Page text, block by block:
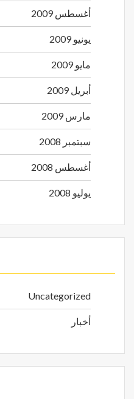
أغسطس 2009
يونيو 2009
مايو 2009
أبريل 2009
مارس 2009
سبتمبر 2008
أغسطس 2008
يوليو 2008
Uncategorized
أخبار